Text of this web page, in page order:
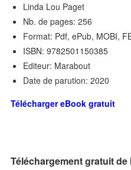
Linda Lou Paget
Nb. de pages: 256
Format: Pdf, ePub, MOBI,
ISBN: 9782501150385
Editeur: Marabout
Date de parution: 2020
Télécharger eBook gratuit
Téléchargement gratuit